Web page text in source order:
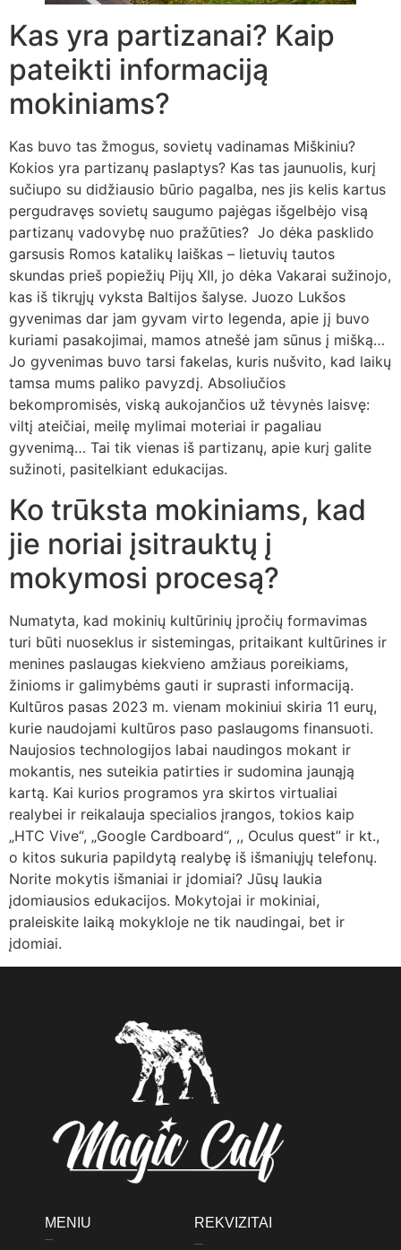
Kas yra partizanai? Kaip
pateikti informaciją
mokiniams?
Kas buvo tas žmogus, sovietų vadinamas Miškiniu?
Kokios yra partizanų paslaptys? Kas tas jaunuolis, kurį
sučiupo su didžiausio būrio pagalba, nes jis kelis kartus
pergudravęs sovietų saugumo pajėgas išgelbėjo visą
partizanų vadovybę nuo pražūties? Jo dėka pasklido
garsusis Romos katalikų laiškas – lietuvių tautos
skundas prieš popiežių Pijų XII, jo dėka Vakarai sužinojo,
kas iš tikrųjų vyksta Baltijos šalyse. Juozo Lukšos
gyvenimas dar jam gyvam virto legenda, apie jį buvo
kuriami pasakojimai, mamos atnešė jam sūnus į mišką…
Jo gyvenimas buvo tarsi fakelas, kuris nušvito, kad laikų
tamsa mums paliko pavyzdį. Absoliučios
bekompromisės, viską aukojančios už tėvynės laisvę:
viltį ateičiai, meilę mylimai moteriai ir pagaliau
gyvenimą… Tai tik vienas iš partizanų, apie kurį galite
sužinoti, pasitelkiant edukacijas.
Ko trūksta mokiniams, kad
jie noriai įsitrauktų į
mokymosi procesą?
Numatyta, kad mokinių kultūrinių įpročių formavimas
turi būti nuoseklus ir sistemingas, pritaikant kultūrines ir
menines paslaugas kiekvieno amžiaus poreikiams,
žinioms ir galimybėms gauti ir suprasti informaciją.
Kultūros pasas 2023 m. vienam mokiniui skiria 11 eurų,
kurie naudojami kultūros paso paslaugoms finansuoti.
Naujosios technologijos labai naudingos mokant ir
mokantis, nes suteikia patirties ir sudomina jaunąją
kartą. Kai kurios programos yra skirtos virtualiai
realybei ir reikalauja specialios įrangos, tokios kaip
„HTC Vive“, „Google Cardboard“, ,, Oculus quest’’ ir kt.,
o kitos sukuria papildytą realybę iš išmaniųjų telefonų.
Norite mokytis išmaniai ir įdomiai? Jūsų laukia
įdomiausios edukacijos. Mokytojai ir mokiniai,
praleiskite laiką mokykloje ne tik naudingai, bet ir
įdomiai.
MENIU REKVIZITAI